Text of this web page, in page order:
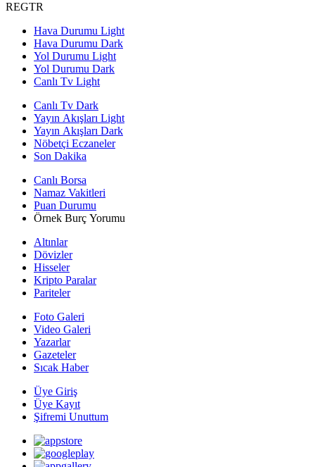
REGTR
Hava Durumu Light
Hava Durumu Dark
Yol Durumu Light
Yol Durumu Dark
Canlı Tv Light
Canlı Tv Dark
Yayın Akışları Light
Yayın Akışları Dark
Nöbetçi Eczaneler
Son Dakika
Canlı Borsa
Namaz Vakitleri
Puan Durumu
Örnek Burç Yorumu
Altınlar
Dövizler
Hisseler
Kripto Paralar
Pariteler
Foto Galeri
Video Galeri
Yazarlar
Gazeteler
Sıcak Haber
Üye Giriş
Üye Kayıt
Şifremi Unuttum